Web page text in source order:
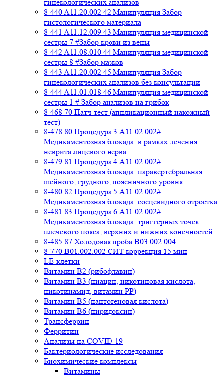
гинекологических анализов
8-440 A11.20.002 42 Манипуляция Забор
гистологического материала
8-441 A11.12.009 43 Манипуляция медицинской
сестры 7 #Забор крови из вены
8-442 A11.08.010 44 Манипуляция медицинской
сестры 8 #Забор мазков
8-443 A11.20.002 45 Манипуляция Забор
гинекологических анализов без консультации
8-444 A11.01.018 46 Манипуляция медицинской
сестры 1 # Забор анализов на грибок
8-468 70 Патч-тест (аппликационный накожный
тест)
8-478 80 Процедура 3 A11.02.002#
Медикаментозная блокада: в рамках лечения
неврита лицевого нерва
8-479 81 Процедура 4 A11.02.002#
Медикаментозная блокада: паравертебральная
шейного, грудного, поясничного уровня
8-480 82 Процедура 5 A11.02.002#
Медикаментозная блокада: сосцевидного отростка
8-481 83 Процедура 6 A11.02.002#
Медикаментозная блокада: триггерных точек
плечевого пояса, верхних и нижних конечностей
8-485 87 Холодовая проба В03.002.004
8-770 B01.002.002 СИТ коррекция 15 мин
LE-клетки
Витамин В2 (рибофлавин)
Витамин В3 (ниацин, никотиновая кислота,
никотинамид, витамин PP)
Витамин В5 (пантотеновая кислота)
Витамин В6 (пиридоксин)
Трансферрин
Ферритин
Анализы на COVID-19
Бактериологические исследования
Биохимические комплексы
Витамины